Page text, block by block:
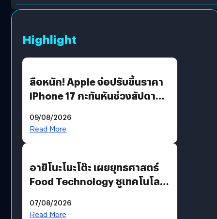
Highlight
ลือหนัก! Apple จ่อปรับขึ้นราคา
iPhone 17 กะทันหันช่วงสัปดาห์ที่
09/08/2026
Read More
อายิโนะโมะโต๊ะ เผยยุทธศาสตร์
Food Technology ชูเทคโนโลยี
บริโภคและ B2B
07/08/2026
Read More